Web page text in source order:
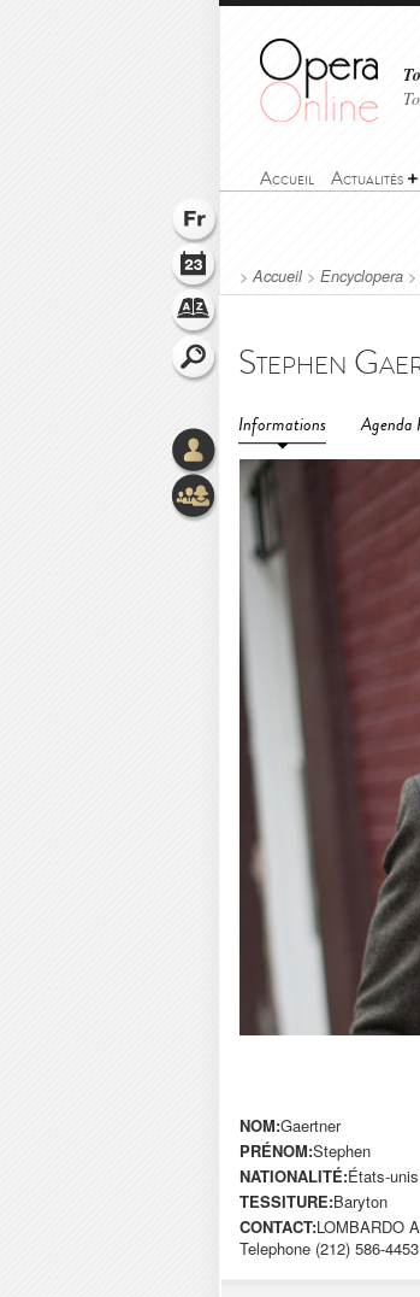
Accueil Actualités
>Accueil> Encyclopera >
Stephen
Informations Agenda
NOM:Gaertner
PRÉNOM:Stephen
NATIONALITÉ:États-unis
TESSITURE:Baryton
CONTACT:LOMBARDO
Telephone (212) 586-